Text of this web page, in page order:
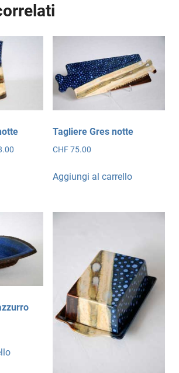
a
Tagliere Gres notte
CHF75.00
Aggiungi al carrello